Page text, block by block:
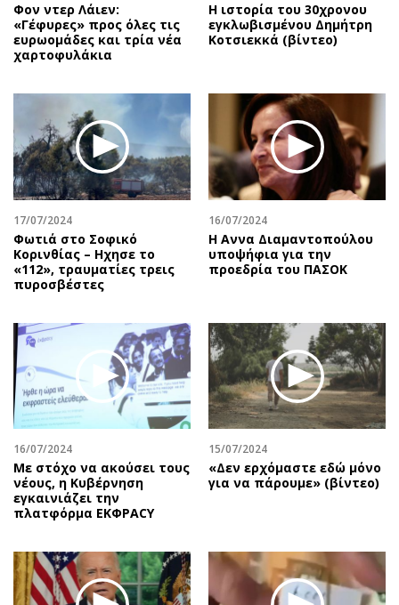
Φον ντερ Λάιεν:
«Γέφυρες» προς όλες τις
ευρωομάδες και τρία νέα
χαρτοφυλάκια
Η ιστορία του 30χρονου
εγκλωβισμένου Δημήτρη
Κοτσιεκκά (βίντεο)
17/07/2024
Φωτιά στο Σοφικό
Κορινθίας – Ηχησε το
«112», τραυματίες τρεις
πυροσβέστες
16/07/2024
Η Αννα Διαμαντοπούλου
υποψήφια για την
προεδρία του ΠΑΣΟΚ
16/07/2024
Με στόχο να ακούσει τους
νέους, η Κυβέρνηση
εγκαινιάζει την
πλατφόρμα ΕΚΦΡΑCY
15/07/2024
«Δεν ερχόμαστε εδώ μόνο
για να πάρουμε» (βίντεο)